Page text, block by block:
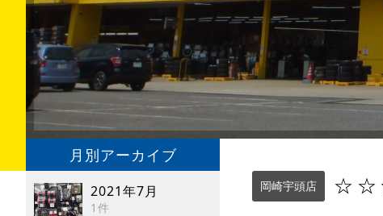
月別アーカイブ
2021年7月
1件
岡崎宇頭店